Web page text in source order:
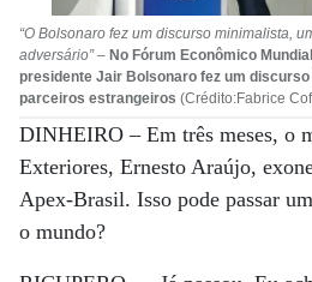
“O Bolsonaro fez um discurso minimalista,
adversário”– No Fórum Econômico
presidente Jair Bolsonaro fez um
parceiros estrangeiros (Crédito:Fabrice
DINHEIRO –Em três meses, o
Exteriores, Ernesto Araújo,
Apex-Brasil. Isso pode passar
o mundo?